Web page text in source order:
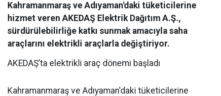
Kahramanmaraş ve Adıyaman'daki tüketicilerine
hizmet veren AKEDAŞ Elektrik Dağıtım A.Ş.,
sürdürülebilirliğe katkı sunmak amacıyla saha
araçlarını elektrikli araçlarla değiştiriyor.
AKEDAŞ’ta elektrikli araç dönemi başladı
Kahramanmaraş ve Adıyaman'daki tüketicilerine